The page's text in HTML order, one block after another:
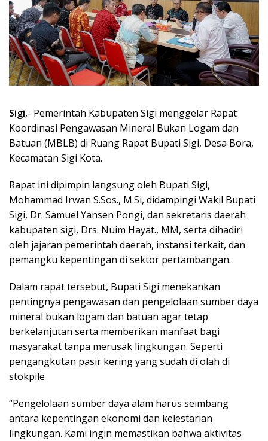
Sigi,- Pemerintah Kabupaten Sigi menggelar Rapat
Koordinasi Pengawasan Mineral Bukan Logam dan
Batuan (MBLB) di Ruang Rapat Bupati Sigi, Desa Bora,
Kecamatan Sigi Kota.
Rapat ini dipimpin langsung oleh Bupati Sigi,
Mohammad Irwan S.Sos., M.Si, didampingi Wakil Bupati
Sigi, Dr. Samuel Yansen Pongi, dan sekretaris daerah
kabupaten sigi, Drs. Nuim Hayat., MM, serta dihadiri
oleh jajaran pemerintah daerah, instansi terkait, dan
pemangku kepentingan di sektor pertambangan.
Dalam rapat tersebut, Bupati Sigi menekankan
pentingnya pengawasan dan pengelolaan sumber daya
mineral bukan logam dan batuan agar tetap
berkelanjutan serta memberikan manfaat bagi
masyarakat tanpa merusak lingkungan. Seperti
pengangkutan pasir kering yang sudah di olah di
stokpile
“Pengelolaan sumber daya alam harus seimbang
antara kepentingan ekonomi dan kelestarian
lingkungan. Kami ingin memastikan bahwa aktivitas